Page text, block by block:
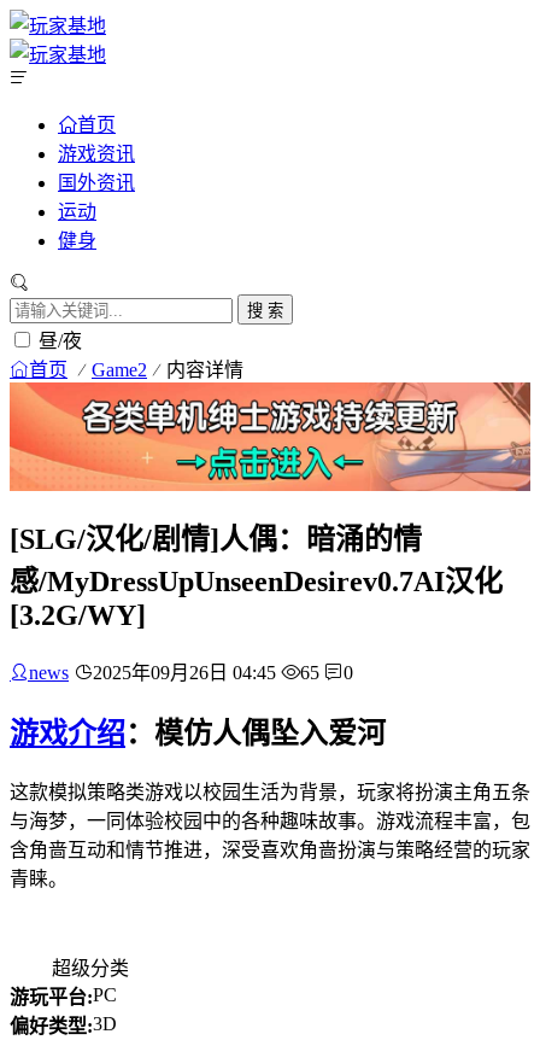
首页
游戏资讯
国外资讯
运动
健身
搜 索
昼/夜
首页 Game2 内容详情
[SLG/汉化/剧情]人偶：暗涌的情
感/MyDressUpUnseenDesirev0.7AI汉化
[3.2G/WY]
news 2025年09月26日 04:45 65 0
游戏介绍：模仿人偶坠入爱河
这款模拟策略类游戏以校园生活为背景，玩家将扮演主角五条
与海梦，一同体验校园中的各种趣味故事。游戏流程丰富，包
含角啬互动和情节推进，深受喜欢角啬扮演与策略经营的玩家
青睐。
超级分类
游玩平台:PC
偏好类型:3D